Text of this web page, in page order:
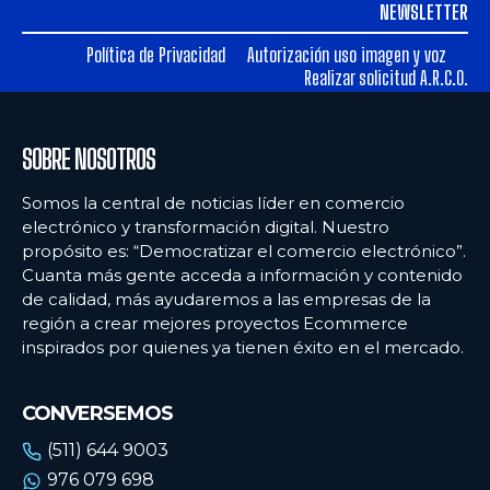
Ecommercenews
BOLIVIA
CHILE
COLOMBIA
ECUADOR
MÉXICO
URUGUAY
VENEZUELA
Ecommercenews
BOLIVIA
CHILE
COLOMBIA
ECUADOR
MÉXICO
URUGUAY
VENEZUELA
NEWSLETTER
Política de Privacidad
Autorización uso imagen y voz
Realizar solicitud A.R.C.O.
SOBRE NOSOTROS
Somos la central de noticias líder en comercio
electrónico y transformación digital. Nuestro
propósito es: “Democratizar el comercio electrónico”.
Cuanta más gente acceda a información y contenido
de calidad, más ayudaremos a las empresas de la
región a crear mejores proyectos Ecommerce
inspirados por quienes ya tienen éxito en el mercado.
CONVERSEMOS
(511) 644 9003
976 079 698